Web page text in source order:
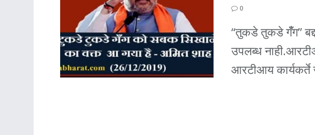
0
“तुकडे तुकडे गँँग”
उपलब्ध
आरटीआय कार्यकर्ते